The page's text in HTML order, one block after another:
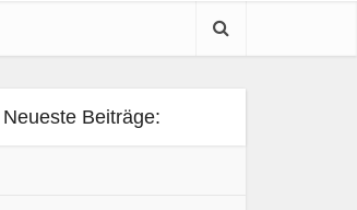
Neueste Beiträge: